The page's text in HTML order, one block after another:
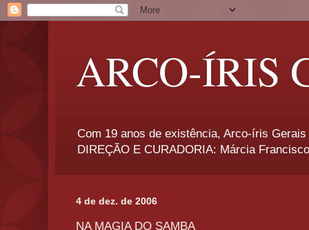
ARCO-ÍRIS
Com 19 anos de existência, Arco-íris
DIREÇÃO E CURADORIA: Márcia
4 de dez. de 2006
NA MAGIA DO SAMBA